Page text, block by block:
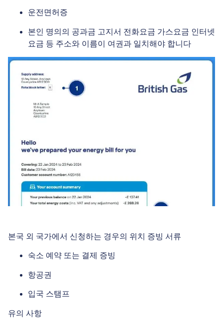
운전면허증
본인 명의의 공과금 고지서 전화요금 가스요금 인터넷
요금 등 주소와 이름이 여권과 일치해야 합니다
본국 외 국가에서 신청하는 경우의 위치 증빙 서류
숙소 예약 또는 결제 증빙
항공권
입국 스탬프
유의 사항